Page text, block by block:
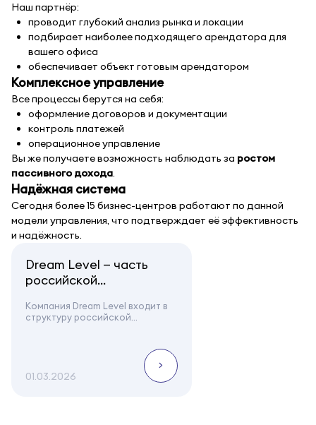
Наш партнёр:
проводит глубокий анализ рынка и локации
подбирает наиболее подходящего арендатора для
вашего офиса
обеспечивает объект готовым арендатором
Комплексное управление
Все процессы берутся на себя:
оформление договоров и документации
контроль платежей
операционное управление
Вы же получаете возможность наблюдать за ростом
пассивного дохода.
Надёжная система
Сегодня более 15 бизнес-центров работают по данной
модели управления, что подтверждает её эффективность
и надёжность.
Dream Level — часть
российской
компании СУ-90
Компания Dream Level входит в
структуру российской
строительные проекты в Моск...
01.03.2026